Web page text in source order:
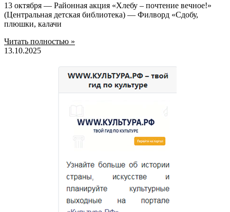
13 октября — Районная акция «Хлебу – почтение вечное!»
(Центральная детская библиотека) — Филворд «Сдобу,
плюшки, калачи
Читать полностью »
13.10.2025